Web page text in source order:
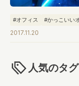
#オフィス #かっこいい
2017.11.20
人気のタグ